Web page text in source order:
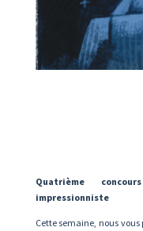
Quatrième
impressionniste
Cette semaine, nous vous